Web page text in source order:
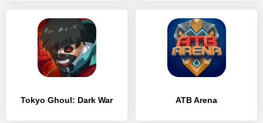
Tokyo Ghoul: Dark War ATB Arena